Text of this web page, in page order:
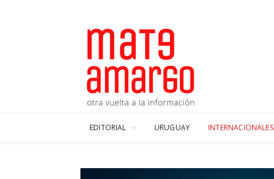
EDITORIAL URUGUAY INTERNACIONALES